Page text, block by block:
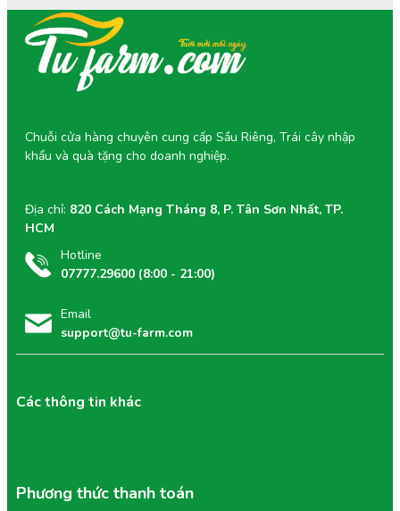
Hotline
07777.29600 (8:00 - 21:00)
Email
support@tu-farm.com
Các thông tin khác
Chuỗi cửa hàng chuyên cung cấp Sầu Riêng, Trái cây nhập
khẩu và quà tặng cho doanh nghiệp.
Địa chỉ: 820 Cách Mạng Tháng 8, P. Tân Sơn Nhất, TP.
HCM
Phương thức thanh toán